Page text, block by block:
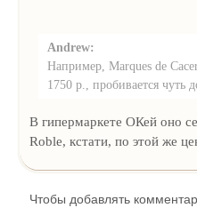
Andrew:
Например, Marques de
1750 р., пробивается чуть
В гипермаркете ОКей оно
Roble, кстати, по этой же
Чтобы добавлять